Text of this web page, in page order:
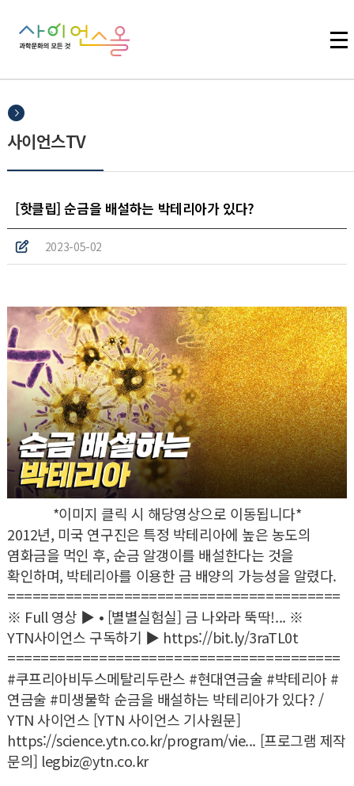
사이언스TV
[핫클립] 순금을 배설하는 박테리아가 있다?
2023-05-02
*이미지 클릭 시 해당영상으로 이동됩니다*
2012년, 미국 연구진은 특정 박테리아에 높은 농도의
염화금을 먹인 후, 순금 알갱이를 배설한다는 것을
확인하며, 박테리아를 이용한 금 배양의 가능성을 알렸다.
========================================
※ Full 영상 ▶ • [별별실험실] 금 나와라 뚝딱!... ※
YTN사이언스 구독하기 ▶ https://bit.ly/3raTL0t
========================================
#쿠프리아비두스메탈리두란스 #현대연금술 #박테리아 #
연금술 #미생물학 순금을 배설하는 박테리아가 있다? /
YTN 사이언스 [YTN 사이언스 기사원문]
https://science.ytn.co.kr/program/vie... [프로그램 제작
문의] legbiz@ytn.co.kr